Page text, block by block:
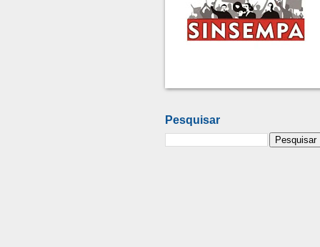
Pesquisar